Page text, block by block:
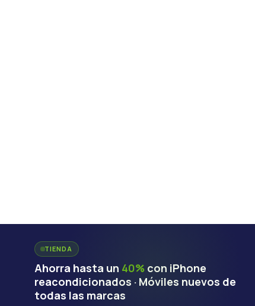
TIENDA
Ahorra hasta un 40% con iPhone
reacondicionados · Móviles nuevos de
todas las marcas